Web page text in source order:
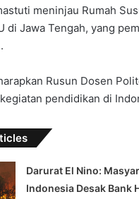
meninjau Rumah
di Jawa Tengah, yang
Rusun Dosen
pendidikan di
Darurat El Nino:
Indonesia Desak Bank